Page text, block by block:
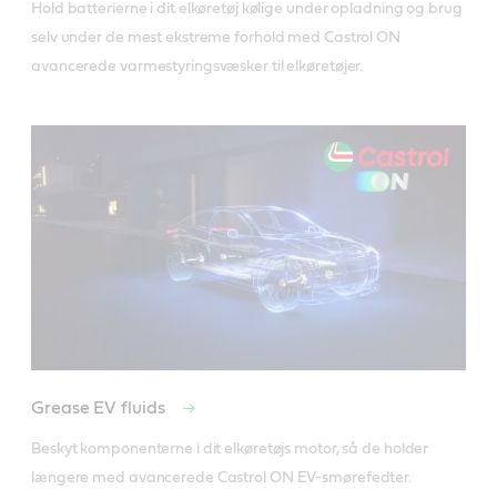
Hold batterierne i dit elkøretøj kølige under opladning og brug
selv under de mest ekstreme forhold med Castrol ON
avancerede varmestyringsvæsker til elkøretøjer.
Grease EV fluids
Beskyt komponenterne i dit elkøretøjs motor, så de holder
længere med avancerede Castrol ON EV-smørefedter.